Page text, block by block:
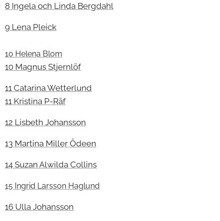
8 Ingela och Linda Bergdahl
9 Lena Pleick
10 Helena Blom
10 Magnus Stjernlöf
11 Catarina Wetterlund
11 Kristina P-Räf
12 Lisbeth Johansson
13 Martina Miller Ödeen
14 Suzan Alwilda Collins
15 Ingrid Larsson Haglund
16 Ulla Johansson